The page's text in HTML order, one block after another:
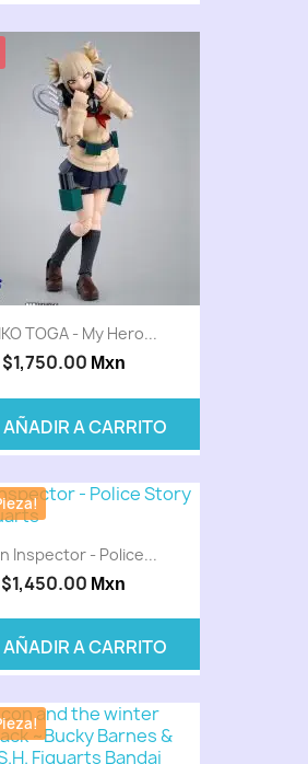
TOGA - My Hero...
$1,750.00 Mxn
AÑADIR A CARRITO
Inspector - Police...
$1,450.00 Mxn
AÑADIR A CARRITO